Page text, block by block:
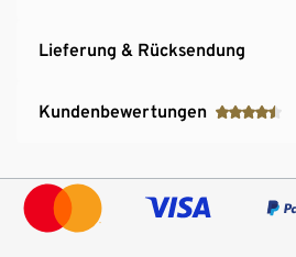
Lieferung & Rücksendung
Kundenbewertungen